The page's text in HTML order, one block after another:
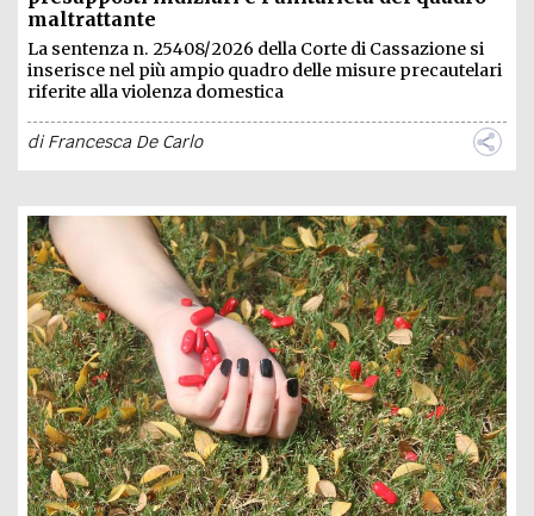
maltrattante
La sentenza n. 25408/2026 della Corte di Cassazione si
inserisce nel più ampio quadro delle misure precautelari
riferite alla violenza domestica
diFrancesca De Carlo